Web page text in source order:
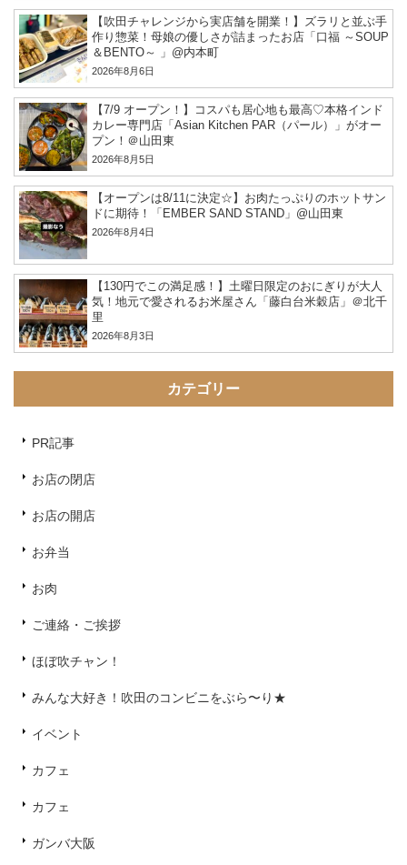
【吹田チャレンジから実店舗を開業！】ズラリと並ぶ手
作り惣菜！母娘の優しさが詰まったお店「口福 ～SOUP
＆BENTO～ 」@内本町
2026年8月6日
【7/9 オープン！】コスパも居心地も最高♡本格インド
カレー専門店「Asian Kitchen PAR（パール）」がオー
プン！＠山田東
2026年8月5日
【オープンは8/11に決定☆】お肉たっぷりのホットサン
ドに期待！「EMBER SAND STAND」@山田東
2026年8月4日
【130円でこの満足感！】土曜日限定のおにぎりが大人
気！地元で愛されるお米屋さん「藤白台米穀店」＠北千
里
2026年8月3日
カテゴリー
PR記事
お店の閉店
お店の開店
お弁当
お肉
ご連絡・ご挨拶
ほぼ吹チャン！
みんな大好き！吹田のコンビニをぶら〜り★
イベント
カフェ
カフェ
ガンバ大阪